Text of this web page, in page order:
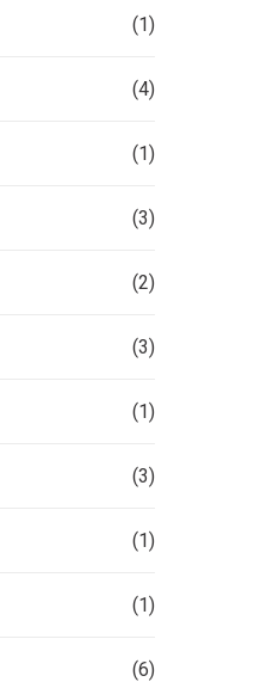
(1)
(4)
(1)
(3)
(2)
(3)
(1)
(3)
(1)
(1)
(6)